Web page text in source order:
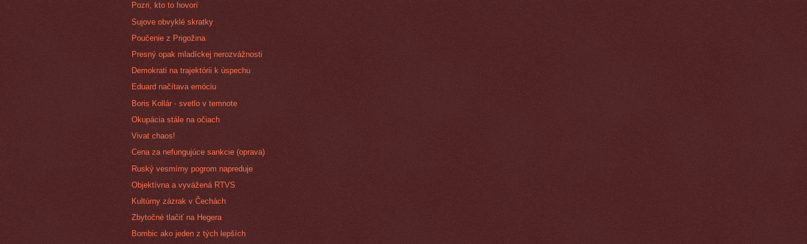
Pozri, kto to hovorí
Sujove obvyklé skratky
Poučenie z Prigožina
Presný opak mladíckej nerozvážnosti
Demokrati na trajektórii k úspechu
Eduard načítava emóciu
Boris Kollár - svetlo v temnote
Okupácia stále na očiach
Vivat chaos!
Cena za nefungujúce sankcie (oprava)
Ruský vesmírny pogrom napreduje
Objektívna a vyvážená RTVS
Kultúrny zázrak v Čechách
Zbytočné tlačiť na Hegera
Bombic ako jeden z tých lepších